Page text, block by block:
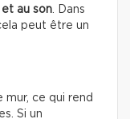
et au son . Dans
peut être un
mur, ce qui rend
Si un